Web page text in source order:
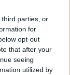
third parties, or
for
opt-out
that after your
seeing
utilized by